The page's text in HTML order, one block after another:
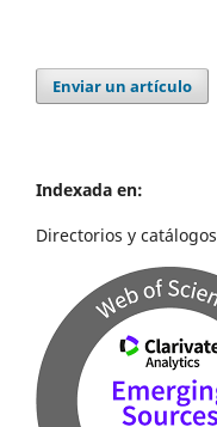
Enviar un artículo
Indexada en:
Directorios y catálogos